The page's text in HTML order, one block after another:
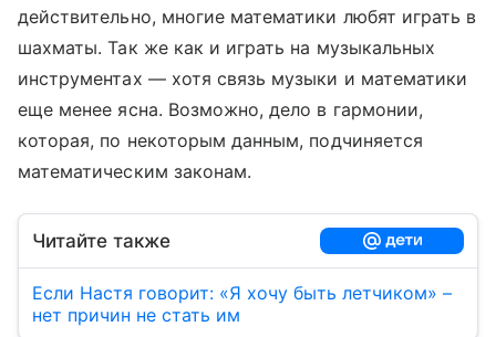
действительно, многие математики любят играть в
шахматы. Так же как и играть на музыкальных
инструментах — хотя связь музыки и математики
еще менее ясна. Возможно, дело в гармонии,
которая, по некоторым данным, подчиняется
математическим законам.
Читайте также
Если Настя говорит: «Я хочу быть летчиком» –
нет причин не стать им